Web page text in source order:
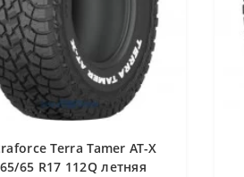
Terra Tamer AT-X
65 R17 112Q летняя